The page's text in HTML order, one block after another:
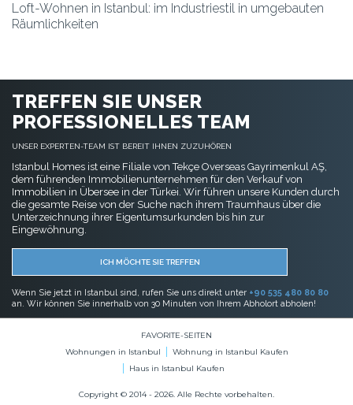
Loft-Wohnen in Istanbul: im Industriestil in umgebauten
Räumlichkeiten
TREFFEN SIE UNSER
PROFESSIONELLES TEAM
UNSER EXPERTEN-TEAM IST BEREIT IHNEN ZUZUHÖREN
Istanbul Homes ist eine Filiale von Tekçe Overseas Gayrimenkul AŞ,
dem führenden Immobilienunternehmen für den Verkauf von
Immobilien in Übersee in der Türkei. Wir führen unsere Kunden durch
die gesamte Reise von der Suche nach ihrem Traumhaus über die
Unterzeichnung ihrer Eigentumsurkunden bis hin zur
Eingewöhnung.
ICH MÖCHTE SIE TREFFEN
Wenn Sie jetzt in Istanbul sind, rufen Sie uns direkt unter +90 535 480 80 80
an. Wir können Sie innerhalb von 30 Minuten von Ihrem Abholort abholen!
FAVORITE-SEITEN
Wohnungen in Istanbul
Wohnung in Istanbul Kaufen
Haus in Istanbul Kaufen
Copyright © 2014 - 2026. Alle Rechte vorbehalten.